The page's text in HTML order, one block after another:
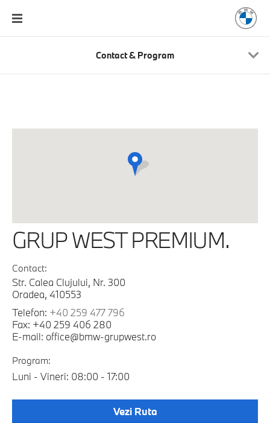
Contact & Program
GRUP WEST PREMIUM.
Contact:
Str. Calea Clujului, Nr. 300
Oradea, 410553
Telefon: +40 259 477 796
Fax: +40 259 406 280
E-mail: office@bmw-grupwest.ro
Program:
Luni - Vineri: 08:00 - 17:00
Vezi Ruta